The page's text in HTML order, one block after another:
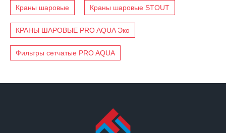
Краны шаровые Краны шаровые STOUT
КРАНЫ ШАРОВЫЕ PRO AQUA Эко
Фильтры сетчатые PRO AQUA